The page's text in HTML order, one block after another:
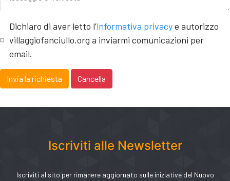
Dichiaro di aver letto l’informativa privacye autorizzo
villaggiofanciullo.org a inviarmi comunicazioni per
email.
Invia la richiesta Cancella
Iscriviti alle Newsletter
Iscriviti al sito per rimanere aggiornato sulle iniziative del Nuovo